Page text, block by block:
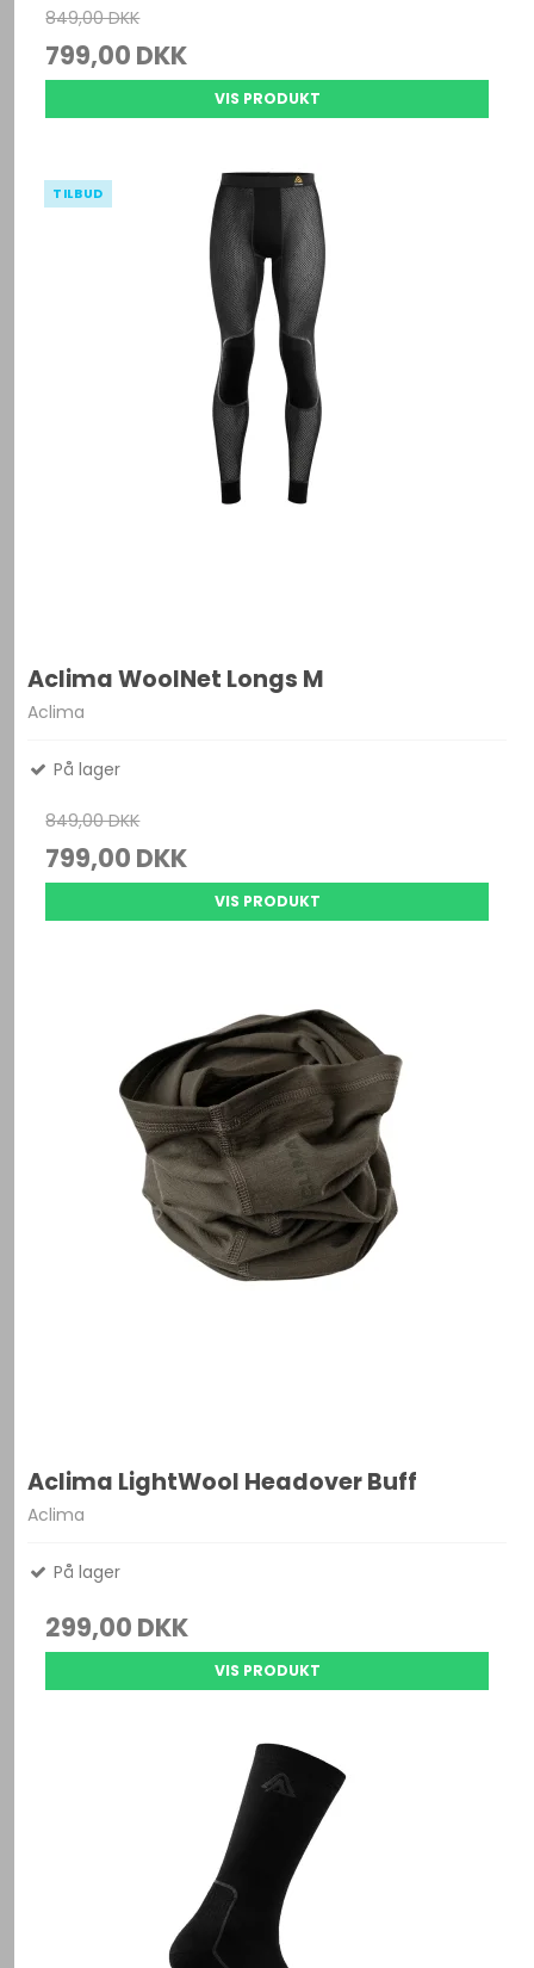
849,00 DKK
799,00 DKK
VIS PRODUKT
TILBUD
Aclima WoolNet Longs M
Aclima
På lager
849,00 DKK
799,00 DKK
VIS PRODUKT
Aclima LightWool Headover Buff
Aclima
På lager
299,00 DKK
VIS PRODUKT